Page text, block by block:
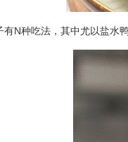
种吃法，其中尤以盐水鸭